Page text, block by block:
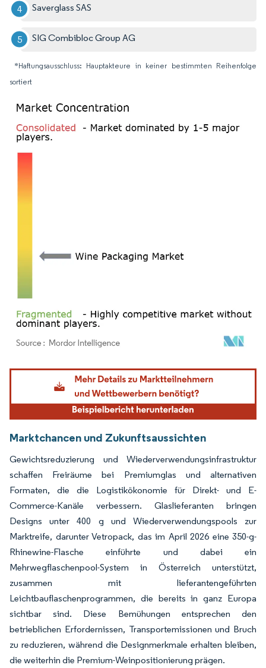
Saverglass SAS
SIG Combibloc Group AG
*Haftungsausschluss: Hauptakteure in keiner bestimmten Reihenfolge
sortiert
Bild © Mordor Intelligence. Wiederverwendung erfordert Namensnennung gemäß
Marktchancen und Zukunftsaussichten
Gewichtsreduzierung und Wiederverwendungsinfrastruktur
schaffen Freiräume bei Premiumglas und alternativen
Formaten, die die Logistikökonomie für Direkt- und E-
Commerce-Kanäle verbessern. Glaslieferanten bringen
Designs unter 400 g und Wiederverwendungspools zur
Marktreife, darunter Vetropack, das im April 2026 eine 350-g-
Rhinewine-Flasche einführte und dabei ein
Mehrwegflaschenpool-System in Österreich unterstützt,
zusammen mit lieferantengeführten
Leichtbauflaschenprogrammen, die bereits in ganz Europa
sichtbar sind. Diese Bemühungen entsprechen den
betrieblichen Erfordernissen, Transportemissionen und Bruch
zu reduzieren, während die Designmerkmale erhalten bleiben,
die weiterhin die Premium-Weinpositionierung prägen.